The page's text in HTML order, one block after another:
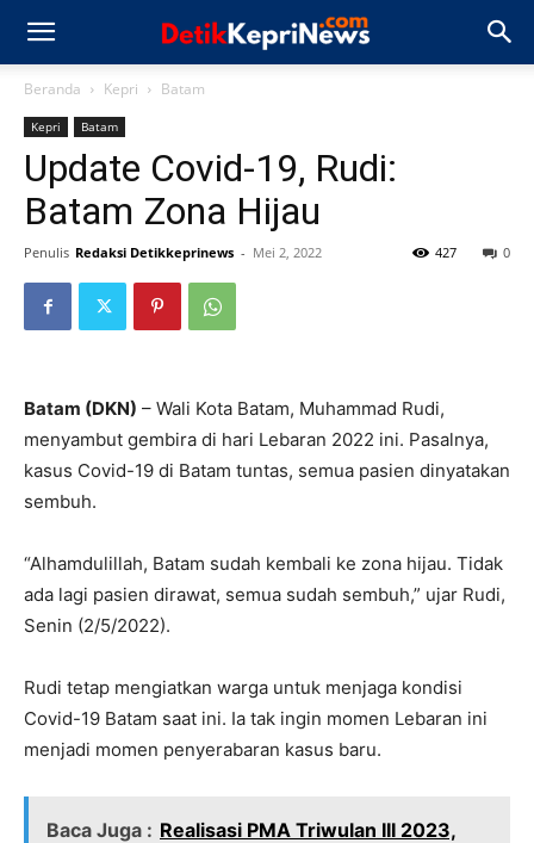
Beranda Kepri Batam
Kepri Batam
Update Covid-19, Rudi:
Batam Zona Hijau
Penulis Redaksi Detikkeprinews - Mei 2, 2022 0
427
Batam (DKN) – Wali Kota Batam, Muhammad Rudi,
menyambut gembira di hari Lebaran 2022 ini. Pasalnya,
kasus Covid-19 di Batam tuntas, semua pasien dinyatakan
sembuh.
“Alhamdulillah, Batam sudah kembali ke zona hijau. Tidak
ada lagi pasien dirawat, semua sudah sembuh,” ujar Rudi,
Senin (2/5/2022).
Rudi tetap mengiatkan warga untuk menjaga kondisi
Covid-19 Batam saat ini. Ia tak ingin momen Lebaran ini
menjadi momen penyerabaran kasus baru.
Baca Juga : Realisasi PMA Triwulan III 2023,